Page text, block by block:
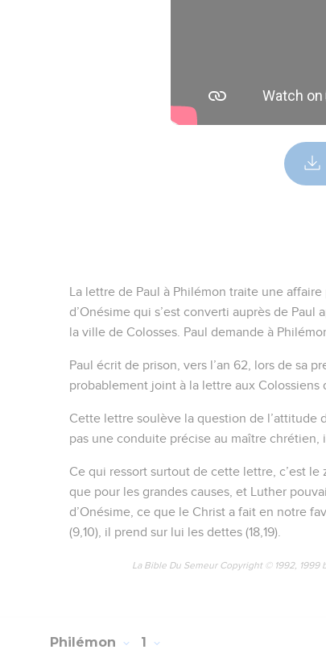
La lettre de Paul à Philémon traite une
d’Onésime qui s’est converti auprès de
la ville de Colosses. Paul demande à
Paul écrit de prison, vers l’an 62, lors de sa
probablement joint à la lettre aux Colossiens
Cette lettre soulève la question de l’attitude
pas une conduite précise au maître
Ce qui ressort surtout de cette lettre, c’est
que pour les grandes causes, et Luther
d’Onésime, ce que le Christ a fait en notre
(9,10), il prend sur lui les dettes (18,19).
La Bible Du Semeur Copyright © 1992,
Philémon 1